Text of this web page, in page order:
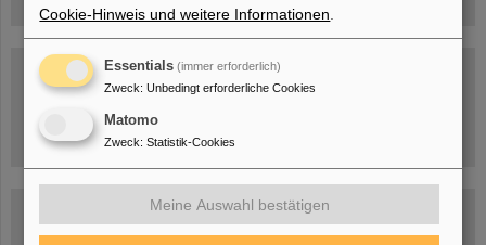
Umgang mit den Auswirkungen des Kriegs in der Ukraine
GSI-FAIR Kolloquium
Aktuelle Termine
Cookie-Hinweis und weitere Informationen
Essentials (immer erforderlich)
Zweck: Unbedingt erforderliche Cookies
Matomo
Zweck: Statistik-Cookies
Meine Auswahl bestätigen